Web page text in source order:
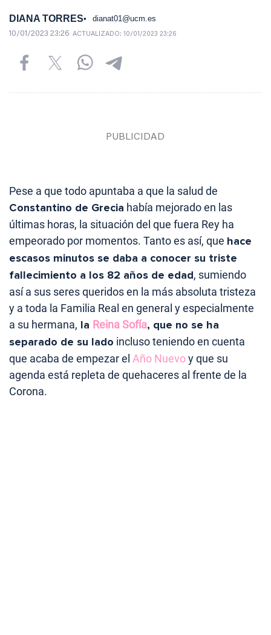
DIANA TORRES dianat01@ucm.es
10/01/2023 23:26 ACTUALIZADO: 10/01/2023 23:26
Pese a que todo apuntaba a que la salud de
Constantino de Grecia había mejorado en las
últimas horas, la situación del que fuera Rey ha
empeorado por momentos. Tanto es así, que hace
escasos minutos se daba a conocer su triste
fallecimiento a los 82 años de edad, sumiendo
así a sus seres queridos en la más absoluta tristeza
y a toda la Familia Real en general y especialmente
a su hermana, la Reina Sofía, que no se ha
separado de su lado incluso teniendo en cuenta
que acaba de empezar el Año Nuevoy que su
agenda está repleta de quehaceres al frente de la
Corona.